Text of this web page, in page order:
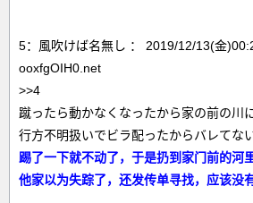
5：風吹けば名無し ： 2019/12/13(金
ooxfgOIH0.net
>>4
蹴ったら動かなくなったから家の前の川
行方不明扱いでビラ配ったからバレてな
踢了一下就不动了，于是扔到家门前的河
他家以为失踪了，还发传单寻找，应该没